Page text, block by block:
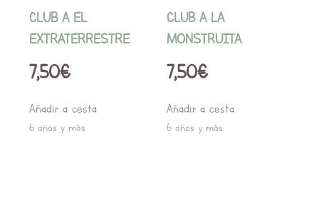
CLUB A EL
EXTRATERRESTRE
7,50€
Añadir a cesta
6 años y más
CLUB A LA
MONSTRUITA
7,50€
Añadir a cesta
6 años y más